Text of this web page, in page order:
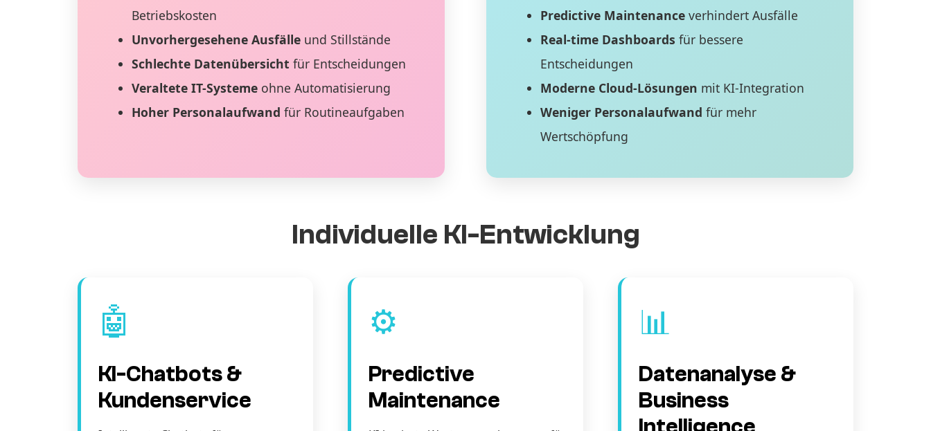
Betriebskosten
Unvorhergesehene Ausfälleund Stillstände
Schlechte Datenübersicht für Entscheidungen
Veraltete IT-Systemeohne Automatisierung
Hoher Personalaufwand für Routineaufgaben
Predictive Maintenanceverhindert Ausfälle
Real-time Dashboards für bessere
Entscheidungen
Moderne Cloud-Lösungen mit KI-Integration
Weniger Personalaufwand für mehr
Wertschöpfung
Individuelle KI-Entwicklung
🤖
KI-Chatbots &
Kundenservice
⚙️
Predictive
Maintenance
📊
Datenanalyse &
Business